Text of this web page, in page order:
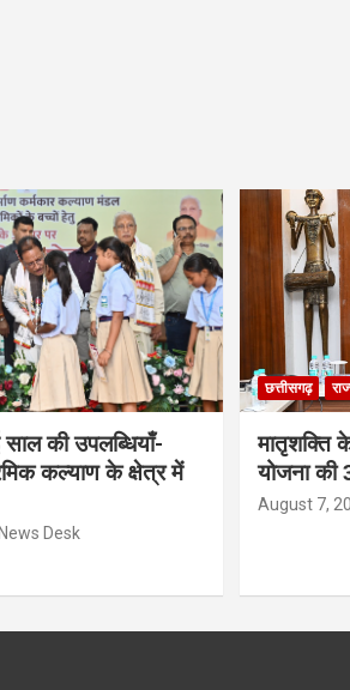
की उपलब्धियाँ-
कल्याण के क्षेत्र में
News Desk
छत्तीसगढ़
मातृशक्ति
योजना की
August 7,